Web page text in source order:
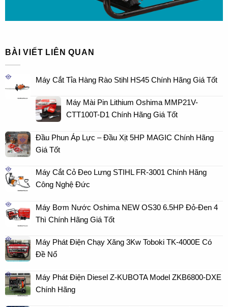
BÀI VIẾT LIÊN QUAN
Máy Cắt Tỉa Hàng Rào Stihl HS45 Chính Hãng Giá Tốt
Máy Mài Pin Lithium Oshima MMP21V-
CTT100T-D1 Chính Hãng Giá Tốt
Đầu Phun Áp Lực – Đầu Xịt 5HP MAGIC Chính Hãng
Giá Tốt
Máy Cắt Cỏ Đeo Lưng STIHL FR-3001 Chính Hãng
Công Nghệ Đức
Máy Bơm Nước Oshima NEW OS30 6.5HP Đỏ-Đen 4
Thì Chính Hãng Giá Tốt
Máy Phát Điện Chạy Xăng 3Kw Toboki TK-4000E Có
Đề Nổ
Máy Phát Điện Diesel Z-KUBOTA Model ZKB6800-DXE
Chính Hãng